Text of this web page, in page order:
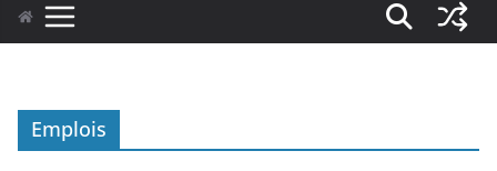
Emplois